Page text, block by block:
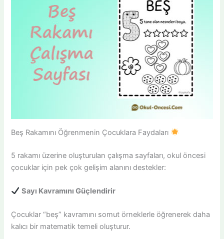
Beş Rakamını Öğrenmenin Çocuklara Faydaları
5 rakamı üzerine oluşturulan çalışma sayfaları, okul öncesi
çocuklar için pek çok gelişim alanını destekler:
Sayı Kavramını Güçlendirir
Çocuklar “beş” kavramını somut örneklerle öğrenerek daha
kalıcı bir matematik temeli oluşturur.